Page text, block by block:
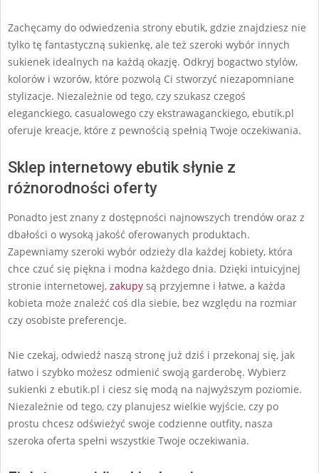
Zachęcamy do odwiedzenia strony ebutik, gdzie znajdziesz nie
tylko tę fantastyczną sukienkę, ale też szeroki wybór innych
sukienek idealnych na każdą okazję. Odkryj bogactwo stylów,
kolorów i wzorów, które pozwolą Ci stworzyć niezapomniane
stylizacje. Niezależnie od tego, czy szukasz czegoś
eleganckiego, casualowego czy ekstrawaganckiego, ebutik.pl
oferuje kreacje, które z pewnością spełnią Twoje oczekiwania.
Sklep internetowy ebutik słynie z
różnorodności oferty
Ponadto jest znany z dostępności najnowszych trendów oraz z
dbałości o wysoką jakość oferowanych produktach.
Zapewniamy szeroki wybór odzieży dla każdej kobiety, która
chce czuć się piękna i modna każdego dnia. Dzięki intuicyjnej
stronie internetowej, zakupy są przyjemne i łatwe, a każda
kobieta może znaleźć coś dla siebie, bez względu na rozmiar
czy osobiste preferencje.
Nie czekaj, odwiedź naszą stronę już dziś i przekonaj się, jak
łatwo i szybko możesz odmienić swoją garderobę. Wybierz
sukienki z ebutik.pl i ciesz się modą na najwyższym poziomie.
Niezależnie od tego, czy planujesz wielkie wyjście, czy po
prostu chcesz odświeżyć swoje codzienne outfity, nasza
szeroka oferta spełni wszystkie Twoje oczekiwania.